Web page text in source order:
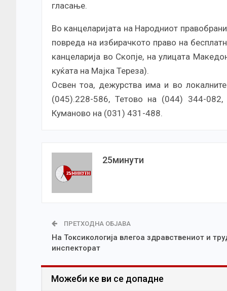
гласање.
Во канцеларијата на Народниот
повреда на избирачкото право на
канцеларија во Скопје, на улицата
куќата на Мајка Тереза).
Освен тоа, дежурства има и во
(045).228-586, Тетово на (044) 344-
Куманово на (031) 431-488.
25минути
ПРЕТХОДНА ОБЈАВА
На Токсикологија влегоа здравствениот и
инспекторат
Можеби ке ви се допадне